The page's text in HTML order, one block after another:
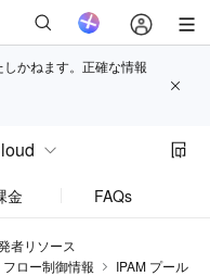
かねます。正確な情報
金 FAQs
者リソース
フロー制御情報
IPAM プール